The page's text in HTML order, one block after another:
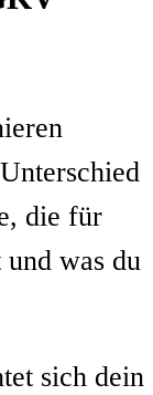
die für
was du
sich dein